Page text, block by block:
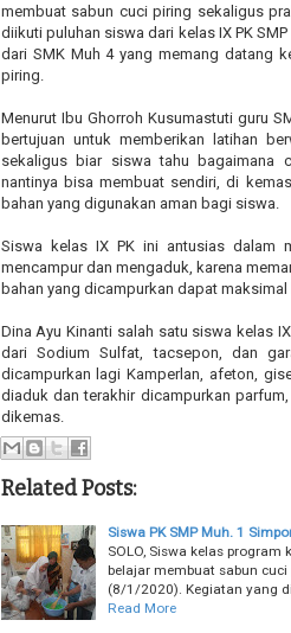
membuat sabun cuci piring sekaligus
diikuti puluhan siswa dari kelas IX PK
dari SMK Muh 4 yang memang datang
piring.
Menurut Ibu Ghorroh Kusumastuti guru
bertujuan untuk memberikan latihan
sekaligus biar siswa tahu bagaimana
nantinya bisa membuat sendiri, di
bahan yang digunakan aman bagi siswa.
Siswa kelas IX PK ini antusias dalam
mencampur dan mengaduk, karena
bahan yang dicampurkan dapat
Dina Ayu Kinanti salah satu siswa kelas
dari Sodium Sulfat, tacsepon, dan
dicampurkan lagi Kamperlan, afeton,
diaduk dan terakhir dicampurkan
dikemas.
Related Posts:
Siswa PK SMP Muh. 1
SOLO, Siswa kelas
belajar membuat sabun
(8/1/2020). Kegiatan yang
Read More